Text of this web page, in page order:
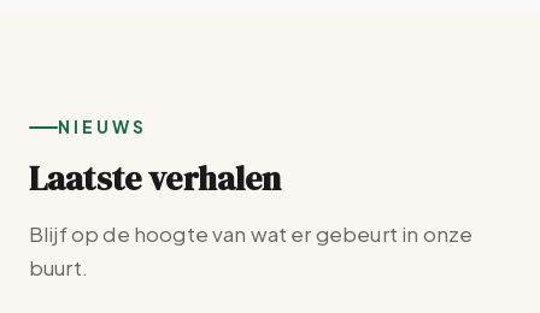
NIEUWS
Laatste verhalen
Blijf op de hoogte van wat er gebeurt in onze
buurt.